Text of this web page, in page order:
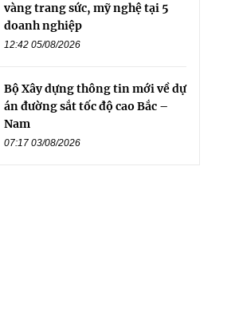
vàng trang sức, mỹ nghệ tại 5
doanh nghiệp
12:42 05/08/2026
Bộ Xây dựng thông tin mới về dự
án đường sắt tốc độ cao Bắc –
Nam
07:17 03/08/2026